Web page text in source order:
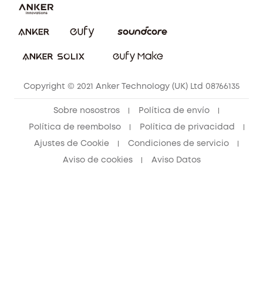
Explorar todo
Preguntas frecuentes sobre pedidos
Portal web de seguridad
Copyright © 2021 Anker Technology (UK) Ltd 08766135
Sobre nosostros Política de envío
Política de reembolso Política de privacidad
Ajustes de Cookie Condiciones de servicio
Aviso de cookies Aviso Datos